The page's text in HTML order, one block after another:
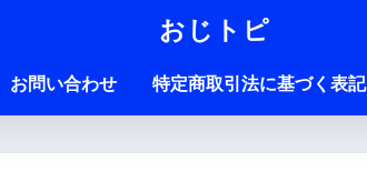
おじトピ
お問い合わせ 特定商取引法に基づく表記